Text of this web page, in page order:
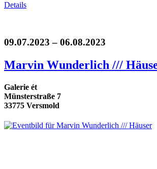
Details
09.07.2023 – 06.08.2023
Marvin Wunderlich ///
Galerie ét
Münsterstraße 7
33775 Versmold